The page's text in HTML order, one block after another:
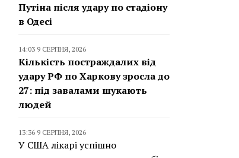
Путіна після удару по стадіону
в Одесі
14:03 9 СЕРПНЯ, 2026
Кількість постраждалих від
удару РФ по Харкову зросла до
27: під завалами шукають
людей
13:36 9 СЕРПНЯ, 2026
У США лікарі успішно